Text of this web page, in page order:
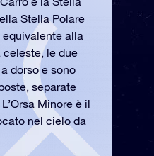
Stella Polare
equivalente alla
le due
dorso e sono
separate
Minore è il
nel cielo da